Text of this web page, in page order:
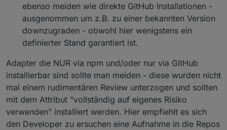
ebenso meiden wie direkte GitHub Installationen -
ausgenommen um z.B. zu einer bekannten Version
downzugraden - obwohl hier wenigstens ein
definierter Stand garantiert ist.
Adapter die NUR via npm und/oder nur via GitHub
installierbar sind sollte man meiden - diese wurden nicht
mal einem rudimentären Review unterzogen und sollten
mit dem Attribut "vollständig auf eigenes Risiko
verwenden" installiert werden. Hier empfiehlt es sich
den Developer zu ersuchen eine Aufnahme in die Repos